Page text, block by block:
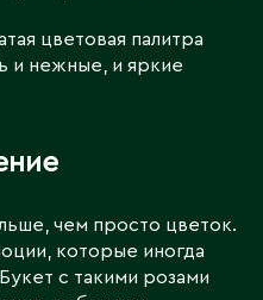
цветовая палитра
и нежные, и яркие
чем просто цветок.
которые иногда
с такими розами